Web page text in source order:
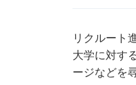
リクルート
大学に対す
ージなどを